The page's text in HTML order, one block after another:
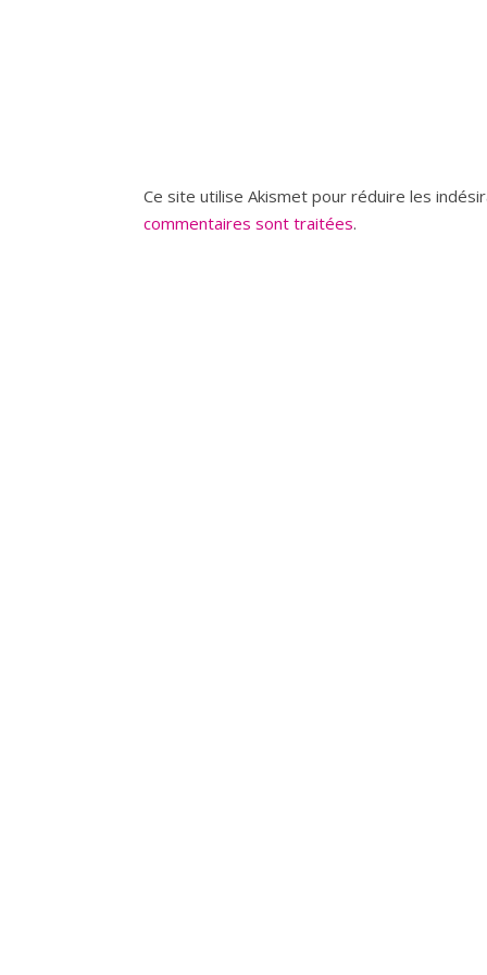
Ce site utilise Akismet pour réduire les
commentaires sont traitées.